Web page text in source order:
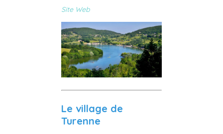
Site Web
Le village de
Turenne